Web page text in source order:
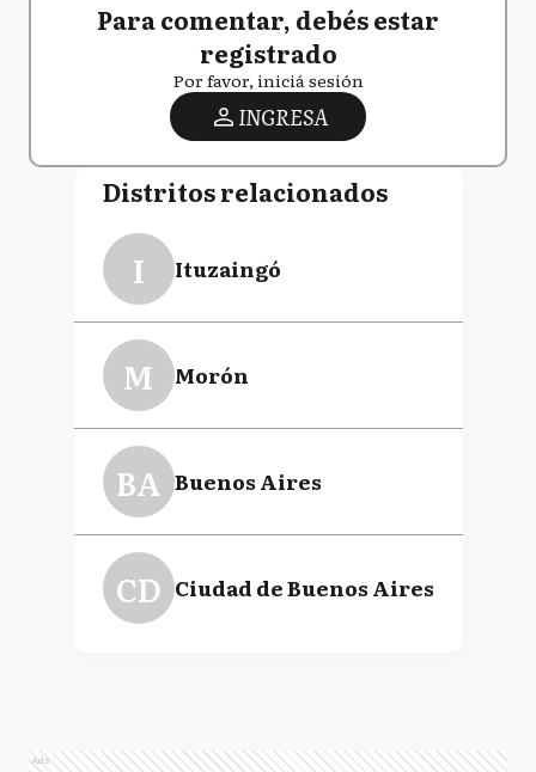
Para comentar, debés estar
registrado
Por favor, iniciá sesión
INGRESA
Distritos relacionados
I Ituzaingó
M Morón
BA Buenos Aires
CD Ciudad de Buenos Aires
Ads